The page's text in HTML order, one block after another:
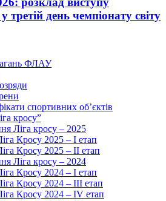
третій день чемпіонату світу
ФЛАУ
спортивних об’єктів
кросу”
Ліга кросу – 2025
Кросу 2025 – I етап
Кросу 2025 – II етап
Ліга кросу – 2024
Кросу 2024 – I етап
Кросу 2024 – III етап
Кросу 2024 – IV етап